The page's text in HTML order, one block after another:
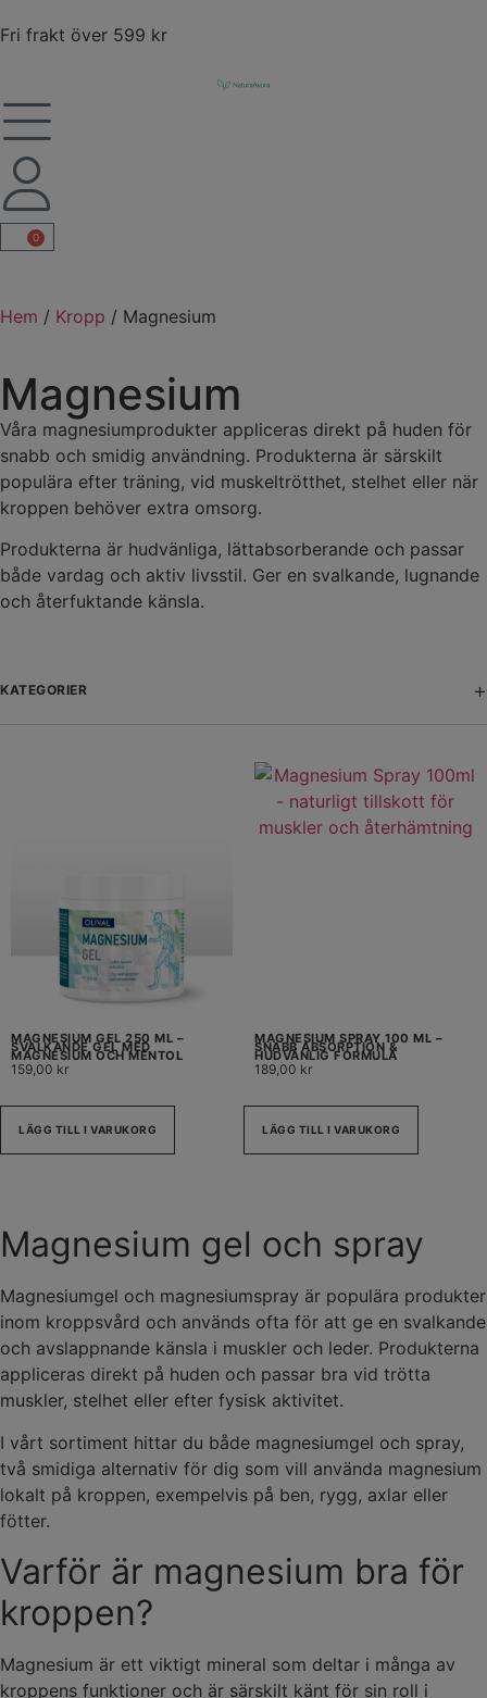
Fri frakt över 599 kr
0
Hem / Kropp / Magnesium
Magnesium
Våra magnesiumprodukter appliceras direkt på huden för
snabb och smidig användning. Produkterna är särskilt
populära efter träning, vid muskeltrötthet, stelhet eller när
kroppen behöver extra omsorg.
Produkterna är hudvänliga, lättabsorberande och passar
både vardag och aktiv livsstil. Ger en svalkande, lugnande
och återfuktande känsla.
KATEGORIER +
MAGNESIUM GEL 250 ML –
SVALKANDE GEL MED
MAGNESIUM OCH MENTOL
159,00 kr
LÄGG TILL I VARUKORG
MAGNESIUM SPRAY 100 ML –
SNABB ABSORPTION &
HUDVÄNLIG FORMULA
189,00 kr
LÄGG TILL I VARUKORG
Magnesium gel och spray
Magnesiumgel och magnesiumspray är populära produkter
inom kroppsvård och används ofta för att ge en svalkande
och avslappnande känsla i muskler och leder. Produkterna
appliceras direkt på huden och passar bra vid trötta
muskler, stelhet eller efter fysisk aktivitet.
I vårt sortiment hittar du både magnesiumgel och spray,
två smidiga alternativ för dig som vill använda magnesium
lokalt på kroppen, exempelvis på ben, rygg, axlar eller
fötter.
Varför är magnesium bra för
kroppen?
Magnesium är ett viktigt mineral som deltar i många av
kroppens funktioner och är särskilt känt för sin roll i